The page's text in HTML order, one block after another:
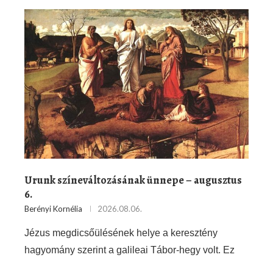
Urunk színeváltozásának ünnepe – augusztus
6.
Berényi Kornélia 2026.08.06.
Jézus megdicsőülésének helye a keresztény
hagyomány szerint a galileai Tábor-hegy volt. Ez